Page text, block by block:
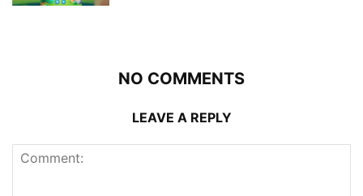
NO COMMENTS
LEAVE A REPLY